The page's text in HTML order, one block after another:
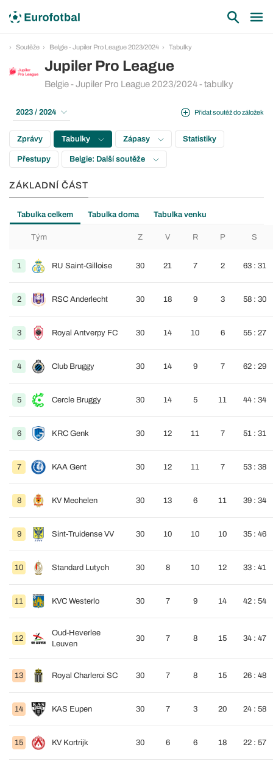
Soutěže Belgie - Jupiler Pro League 2023/2024 Tabulky
Jupiler Pro League
Belgie - Jupiler Pro League 2023/2024 - tabulky
Přidat soutěž do záložek
2023 / 2024
Zprávy Tabulky Zápasy Statistiky
Přestupy Belgie: Další soutěže
ZÁKLADNÍ ČÁST
Tabulka celkem Tabulka doma Tabulka venku
Tým Z V R P S
1 RU Saint-Gilloise 30 21 7 2 63 : 31
2 RSC Anderlecht 30 18 9 3 58 : 30
3 Royal Antverpy FC 30 14 10 6 55 : 27
4 Club Bruggy 30 14 9 7 62 : 29
5 Cercle Bruggy 30 14 5 11 44 : 34
6 KRC Genk 30 12 11 7 51 : 31
7 KAA Gent 30 12 11 7 53 : 38
8 KV Mechelen 30 13 6 11 39 : 34
9 Sint-Truidense VV 30 10 10 10 35 : 46
10 Standard Lutych 30 8 10 12 33 : 41
11 KVC Westerlo 30 7 9 14 42 : 54
12
Oud-Heverlee
Leuven
30 7 8 15 34 : 47
13 Royal Charleroi SC 30 7 8 15 26 : 48
14 KAS Eupen 30 7 3 20 24 : 58
15 KV Kortrijk 30 6 6 18 22 : 57